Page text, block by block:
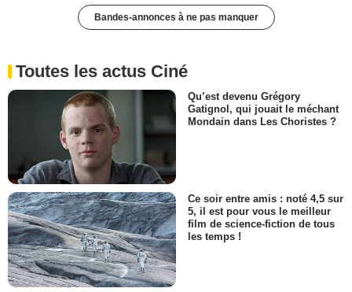
Bandes-annonces à ne pas manquer
Toutes les actus Ciné
Qu’est devenu Grégory
Gatignol, qui jouait le méchant
Mondain dans Les Choristes ?
Ce soir entre amis : noté 4,5 sur
5, il est pour vous le meilleur
film de science-fiction de tous
les temps !